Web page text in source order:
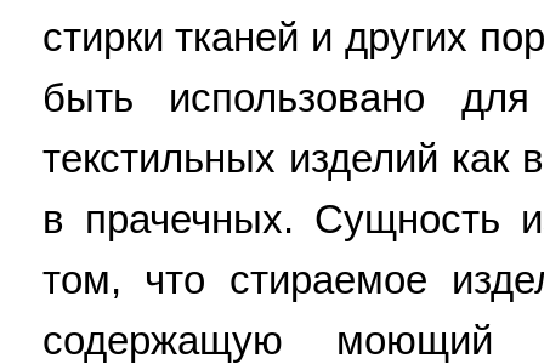
стирки тканей и других
быть использовано
текстильных изделий
в прачечных. Сущность
том, что стираемое
содержащую моющий